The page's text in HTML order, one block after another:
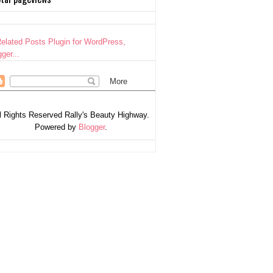
Rights Reserved Rally's Beauty Highway.
Powered by Blogger.